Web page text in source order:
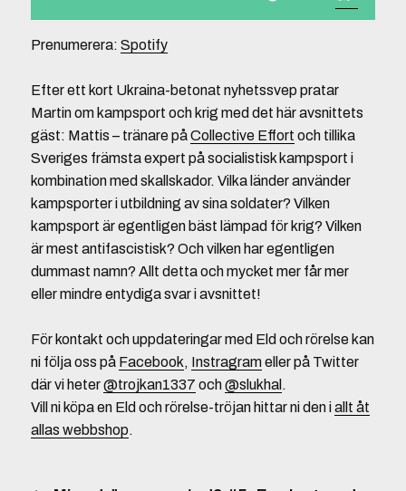
Prenumerera: Spotify
Efter ett kort Ukraina-betonat nyhetssvep pratar
Martin om kampsport och krig med det här avsnittets
gäst: Mattis – tränare påCollective Effort och tillika
Sveriges främsta expert på socialistisk kampsport i
kombination med skallskador. Vilka länder använder
kampsporter i utbildning av sina soldater? Vilken
kampsport är egentligen bäst lämpad för krig? Vilken
är mest antifascistisk? Och vilken har egentligen
dummast namn? Allt detta och mycket mer får mer
eller mindre entydiga svar i avsnittet!
För kontakt och uppdateringar med Eld och rörelse kan
ni följa oss på Facebook, Instragrameller på Twitter
där vi heter@trojkan1337 och@slukhal .
Vill ni köpa en Eld och rörelse-tröjan hittar ni den iallt åt
allas webbshop.